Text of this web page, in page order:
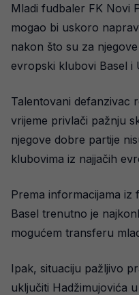
Mladi fudbaler FK Novi
mogao bi uskoro
nakon što su za
evropski klubovi Basel i
Talentovani defanzivac
vrijeme privlači pažnju
njegove dobre partije
klubovima iz najjačih
Prema informacijama iz
Basel trenutno je
mogućem transferu
Ipak, situaciju pažljivo
uključiti Hadžimujovića